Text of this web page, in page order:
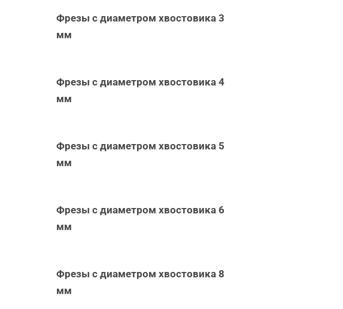
Фрезы с диаметром хвостовика 3
мм
Фрезы с диаметром хвостовика 4
мм
Фрезы с диаметром хвостовика 5
мм
Фрезы с диаметром хвостовика 6
мм
Фрезы с диаметром хвостовика 8
мм